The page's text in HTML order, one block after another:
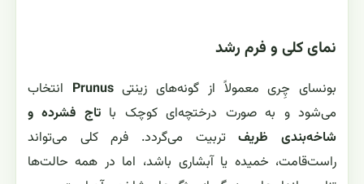
نمای کلی و فرم رشد
بونسای چِری معمولاً از گونه‌های زینتیPrunus انتخاب
می‌شود و به صورت درختچه‌ای کوچک باتاج فشرده و
شاخه‌بندی ظریفتربیت می‌گردد. فرم کلی می‌تواند
راست‌قامت، خمیده یا آبشاری باشد، اما در همه حالت‌ها